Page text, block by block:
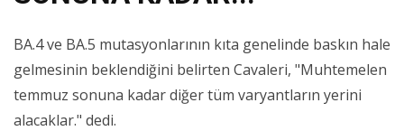
BA.4 ve BA.5 mutasyonlarının kıta genelinde baskın hale
gelmesinin beklendiğini belirten Cavaleri, "Muhtemelen
temmuz sonuna kadar diğer tüm varyantların yerini
alacaklar." dedi.